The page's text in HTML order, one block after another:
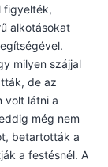
figyelték,
alkotásokat
milyen szájjal
de az
volt látni a
még nem
betartották a
a festésnél. A